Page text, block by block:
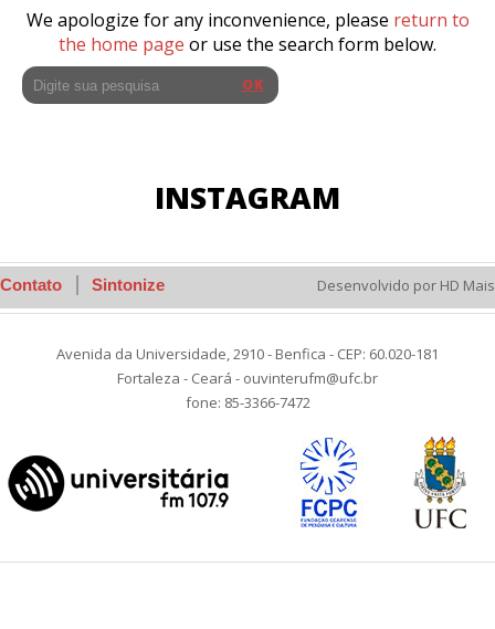
We apologize for any inconvenience, please return to
the home page or use the search form below.
INSTAGRAM
Contato Sintonize Desenvolvido por HD Mais
Avenida da Universidade, 2910 - Benfica - CEP: 60.020-181
Fortaleza - Ceará - ouvinterufm@ufc.br
fone: 85-3366-7472